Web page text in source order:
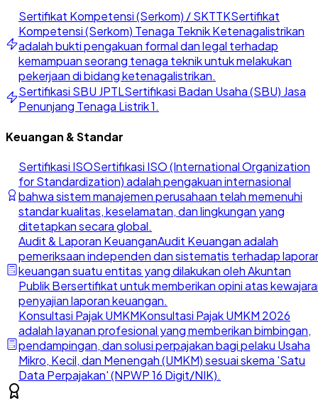
Sertifikat Kompetensi (Serkom) / SKTTKSertifikat
Kompetensi (Serkom) Tenaga Teknik Ketenagalistrikan
adalah bukti pengakuan formal dan legal terhadap
kemampuan seorang tenaga teknik untuk melakukan
pekerjaan di bidang ketenagalistrikan.
Sertifikasi SBU JPTLSertifikasi Badan Usaha (SBU) Jasa
Penunjang Tenaga Listrik 1.
Keuangan & Standar
Sertifikasi ISOSertifikasi ISO (International Organization
for Standardization) adalah pengakuan internasional
bahwa sistem manajemen perusahaan telah memenuhi
standar kualitas, keselamatan, dan lingkungan yang
ditetapkan secara global.
Audit & Laporan KeuanganAudit Keuangan adalah
pemeriksaan independen dan sistematis terhadap
keuangan suatu entitas yang dilakukan oleh Akuntan
Publik Bersertifikat untuk memberikan opini atas
penyajian laporan keuangan.
Konsultasi Pajak UMKMKonsultasi Pajak UMKM 2026
adalah layanan profesional yang memberikan bimbingan,
pendampingan, dan solusi perpajakan bagi pelaku Usaha
Mikro, Kecil, dan Menengah (UMKM) sesuai skema 'Satu
Data Perpajakan' (NPWP 16 Digit/NIK).